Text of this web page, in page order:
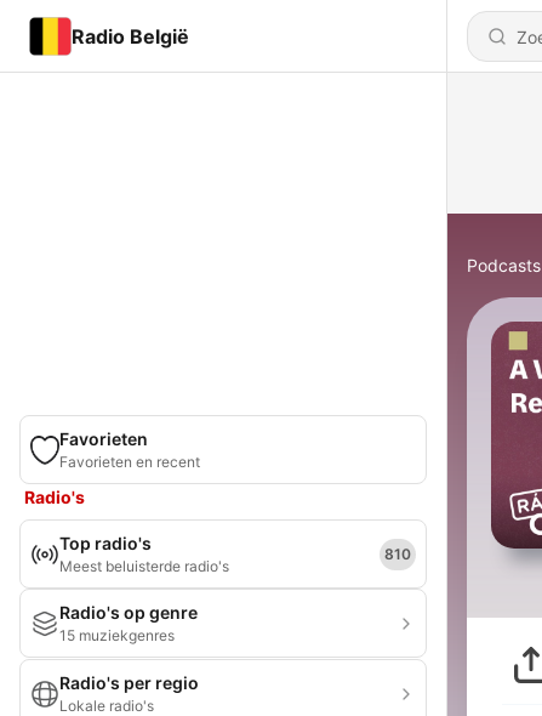
Radio België
Favorieten
Favorieten en recent
Radio's
Top radio's
Meest beluisterde radio's
810
Radio's op genre
15 muziekgenres
Radio's per regio
Lokale radio's
Podcasts